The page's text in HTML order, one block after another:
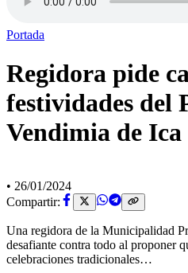
Portada
Regidora pide
festividades del
Vendimia de Ica
• 26/01/2024
Compartir:
Una regidora de la Municipalidad
desafiante contra todo al proponer
celebraciones tradicionales…